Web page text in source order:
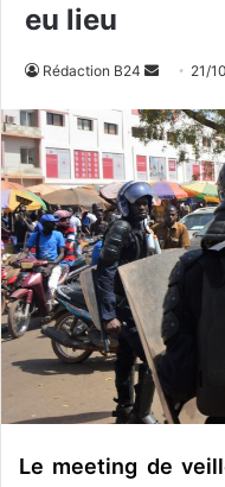
eu lieu
Rédaction B24
v
o
y
e
r
n
c
o
u
r
i
21/
Le meeting de